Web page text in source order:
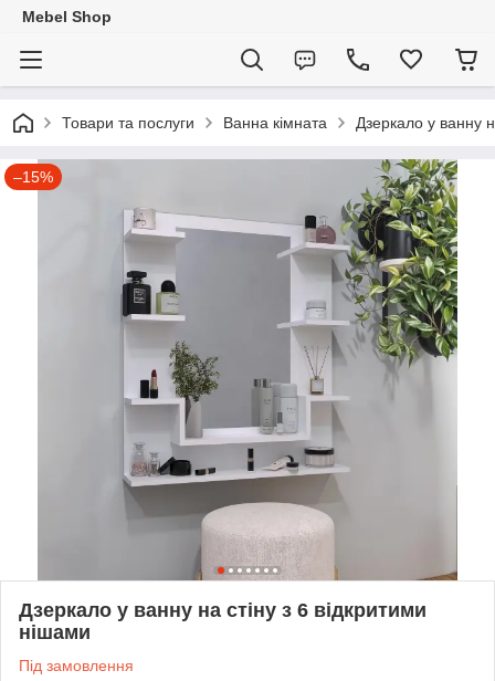
Mebel Shop
Товари та послуги Ванна кімната Дзеркало у ванну
–15%
Дзеркало у ванну на стіну з 6 відкритими
нішами
Під замовлення